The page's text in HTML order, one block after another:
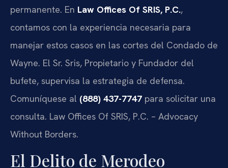
permanente. En Law Offices Of SRIS, P.C.,
contamos con la experiencia necesaria para
manejar estos casos en las cortes del Condado de
Wayne. El Sr. Sris, Propietario y Fundador del
bufete, supervisa la estrategia de defensa.
Comuníquese al (888) 437-7747 para solicitar una
consulta. Law Offices Of SRIS, P.C. – Advocacy
Without Borders.
El Delito de Merodeo